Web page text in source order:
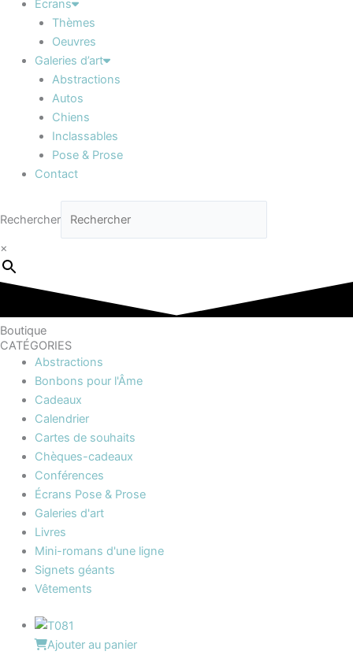
Écrans
Thèmes
Oeuvres
Galeries d’art
Abstractions
Autos
Chiens
Inclassables
Pose & Prose
Contact
Rechercher
×
Boutique
CATÉGORIES
Abstractions
Bonbons pour l'Âme
Cadeaux
Calendrier
Cartes de souhaits
Chèques-cadeaux
Conférences
Écrans Pose & Prose
Galeries d'art
Livres
Mini-romans d'une ligne
Signets géants
Vêtements
Ajouter au panier